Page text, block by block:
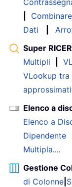
Dati
Super
Multipli
VLookup tra
Elenco a
Elenco a
Dipendente
Multipla....
Gestione
di Colonne